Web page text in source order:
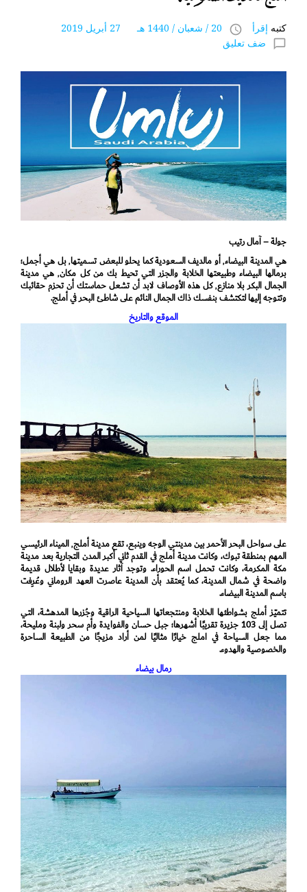
كتبه إقرأ access_time 20 / شعبان / 1440 هـ 27 أبريل 2019
chat_bubble_outline ضف تعليق
جولة – آمال رتيب
هي المدينة البيضاء٬ أو مالديف السعودية كما يحلو للبعض تسميتها٬ بل هي أجمل؛
برمالها البيضاء وطبيعتها الخلابة والجزر التي تحيط بك من كل مكان٬ هي مدينة
الجمال البكر بلا منازع٬ كل هذه الأوصاف لابد أن تشعل حماستك أن تحزم حقائبك
وتتوجه إليها لتكتشف بنفسك ذاك الجمال النائم على شاطئ البحر في أملج.
الموقع والتاريخ
على سواحل البحر الأحمر بين مدينتي الوجه وينبع، تقع مدينة أملج٬ الميناء الرئيسي
المهم بمنطقة تبوك، وكانت مدينة أملج في القدم ثاني أكبر المدن التجارية بعد مدينة
مكة المكرمة، وكانت تحمل اسم الحوراء. وتوجد آثار عديدة وبقايا لأطلال قديمة
واضحة في شمال المدينة، كما يُعتقد بأن المدينة عاصرت العهد الروماني وعُرِفت
باسم المدينة البيضاء.
تتميّز أملج بشواطئها الخلابة ومنتجعاتها السياحية الراقية وجُزرها المدهشة، التي
تصل إلى 103 جزيرة تقريبًا أشهرها؛ جبل حسان والفوايدة وأم سحر ولبنة ومليحة،
مما جعل السياحة في املج خيارًا مثاليًا لمن أراد مزيجًا من الطبيعة الساحرة
والخصوصية والهدوء.
رمال بيضاء